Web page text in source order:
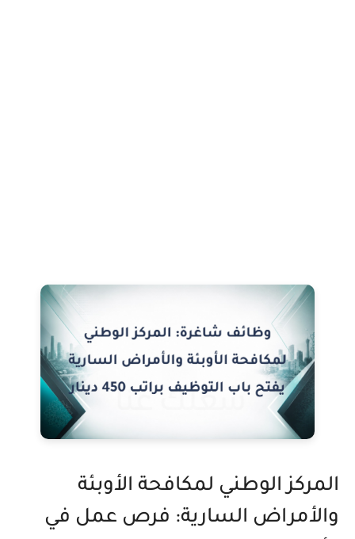
المركز الوطني لمكافحة الأوبئة
والأمراض السارية: فرص عمل في